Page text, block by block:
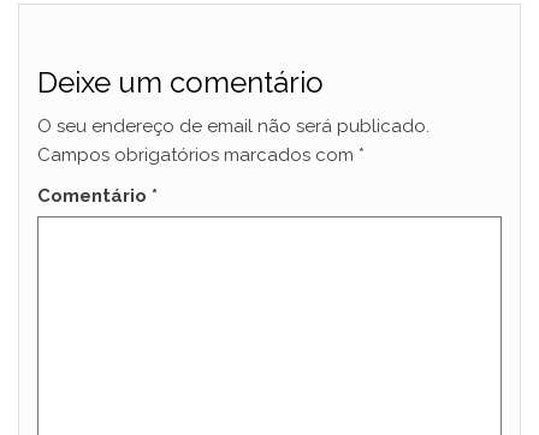
Deixe um comentário
O seu endereço de email não será publicado.
Campos obrigatórios marcados com *
Comentário *